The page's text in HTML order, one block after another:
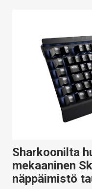
Sharkoonilta
mekaaninen
näppäimistö